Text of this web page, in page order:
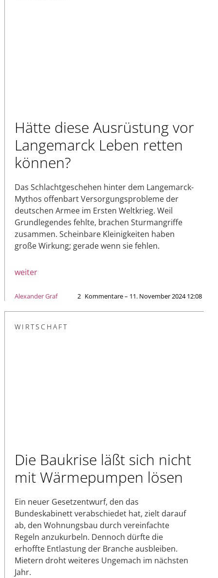
Hätte diese Ausrüstung vor
Langemarck Leben retten
können?
Das Schlachtgeschehen hinter dem Langemarck-
Mythos offenbart Versorgungsprobleme der
deutschen Armee im Ersten Weltkrieg. Weil
Grundlegendes fehlte, brachen Sturmangriffe
zusammen. Scheinbare Kleinigkeiten haben
große Wirkung; gerade wenn sie fehlen.
weiter
Alexander Graf 2 Kommentare – 11. November 2024 12:08
WIRTSCHAFT
Die Baukrise läßt sich nicht
mit Wärmepumpen lösen
Ein neuer Gesetzentwurf, den das
Bundeskabinett verabschiedet hat, zielt darauf
ab, den Wohnungsbau durch vereinfachte
Regeln anzukurbeln. Dennoch dürfte die
erhoffte Entlastung der Branche ausbleiben.
Mietern droht weiteres Ungemach im nächsten
Jahr.